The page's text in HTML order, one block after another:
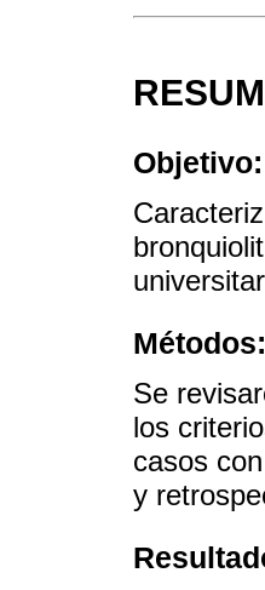
Objetivo:
Métodos:
Se
los
casos
y